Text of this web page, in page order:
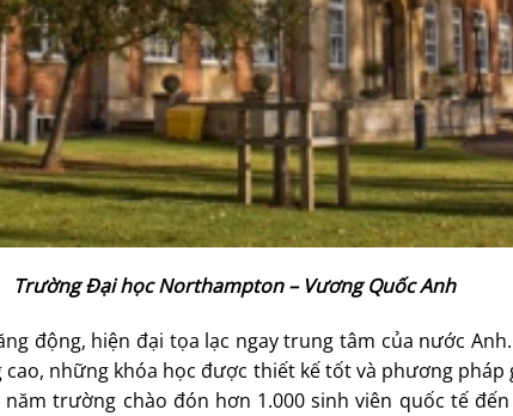
Trường Đại học Northampton – Vương Quốc Anh
động, hiện đại tọa lạc ngay trung tâm của nước
những khóa học được thiết kế tốt và phương
trường chào đón hơn 1.000 sinh viên quốc tế